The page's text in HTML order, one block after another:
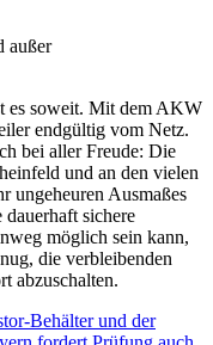
außer
es soweit. Mit dem AKW
endgültig vom Netz.
bei aller Freude: Die
und an den vielen
ungeheuren Ausmaßes
sichere
möglich sein kann,
die verbleibenden
abzuschalten.
Behälter und der